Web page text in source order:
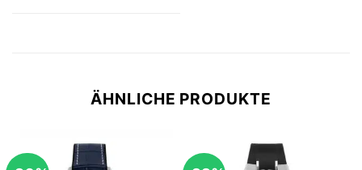
ÄHNLICHE PRODUKTE